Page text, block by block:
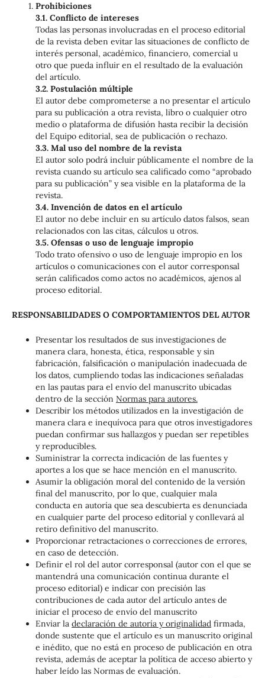
Prohibiciones
3.1. Conflicto de intereses
Todas las personas involucradas en el proceso editorial
de la revista deben evitar las situaciones de conflicto de
interés personal, académico, financiero, comercial u
otro que pueda influir en el resultado de la evaluación
del artículo.
3.2. Postulación múltiple
El autor debe comprometerse a no presentar el artículo
para su publicación a otra revista, libro o cualquier otro
medio o plataforma de difusión hasta recibir la decisión
del Equipo editorial, sea de publicación o rechazo.
3.3. Mal uso del nombre de la revista
El autor solo podrá incluir públicamente el nombre de la
revista cuando su artículo sea calificado como “aprobado
para su publicación” y sea visible en la plataforma de la
revista.
3.4. Invención de datos en el artículo
El autor no debe incluir en su artículo datos falsos, sean
relacionados con las citas, cálculos u otros.
3.5. Ofensas o uso de lenguaje impropio
Todo trato ofensivo o uso de lenguaje impropio en los
artículos o comunicaciones con el autor corresponsal
serán calificados como actos no académicos, ajenos al
proceso editorial.
RESPONSABILIDADES O COMPORTAMIENTOS DEL AUTOR
Presentar los resultados de sus investigaciones de
manera clara, honesta, ética, responsable y sin
fabricación, falsificación o manipulación inadecuada de
los datos, cumpliendo todas las indicaciones señaladas
en las pautas para el envío del manuscrito ubicadas
dentro de la sección Normas para autores.
Describir los métodos utilizados en la investigación de
manera clara e inequívoca para que otros investigadores
puedan confirmar sus hallazgos y puedan ser repetibles
y reproducibles.
Suministrar la correcta indicación de las fuentes y
aportes a los que se hace mención en el manuscrito.
Asumir la obligación moral del contenido de la versión
final del manuscrito, por lo que, cualquier mala
conducta en autoría que sea descubierta es denunciada
en cualquier parte del proceso editorial y conllevará al
retiro definitivo del manuscrito.
Proporcionar retractaciones o correcciones de errores,
en caso de detección.
Definir el rol del autor corresponsal (autor con el que se
mantendrá una comunicación continua durante el
proceso editorial) e indicar con precisión las
contribuciones de cada autor del artículo antes de
iniciar el proceso de envío del manuscrito
Enviar la declaración de autoría y originalidadfirmada,
donde sustente que el artículo es un manuscrito original
e inédito, que no está en proceso de publicación en otra
revista, además de aceptar la política de acceso abierto y
haber leído las Normas de evaluación.